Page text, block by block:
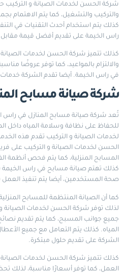
شركة الحسن لخدمات الصيانة و التركيب
والتركيب والتشغيل، كما يتم الاهتمام
كذلك يتم استخدام أحدث التقنيات في
راس الخيمة على تقديم أفضل قيمة
كذلك تتميز شركة الحسن لخدمات
والالتزام بالمواعيد، كما توفر عروضًا
في راس الخيمة. أيضا تقدم الشركة خدمات
شركة صيانة مسابح
تُعد شركة صيانة مسابح المنازل في راس
للحفاظ على نظافة وسلامة المياه داخل
لخدمات الصيانة و التركيب تقدم هذه
الحسن لخدمات الصيانة و التركيب
المسابح المنزلية، كما يتم فحص أنظمة
كذلك تهتم صيانة مسابح في راس الخيمة
صحة المستخدمين، أيضا يتم تنفيذ العمل
كما أن الصيانة المنتظمة للمسابح
لذلك توفر شركة الحسن لخدمات الصيانة
جميع جوانب المسبح، كما يتم تقديم
المياه. كذلك يتم التعامل مع جميع
الشركة على تقديم حلول مبتكرة.
كذلك تتميز شركة الحسن لخدمات الصيانة و
العمل، كما توفر أسعارًا مناسبة، لذلك